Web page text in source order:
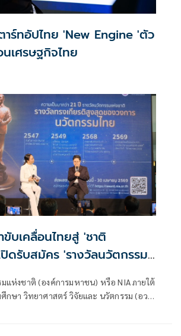
าร์ทอัปไทย 'New Engine 'ตัว
เศรษฐกิจไทย
ขับเคลื่อนไทยสู่ 'ชาติ
ดรับสมัคร 'รางวัลนวัตกรรม
ภาพ 'พระบิดาแห่งนวัตกรรม
แห่งชาติ (องค์การมหาชน) หรือ NIA ภายใต้
กษา วิทยาศาสตร์ วิจัยและ นวัตกรรม (อว.)